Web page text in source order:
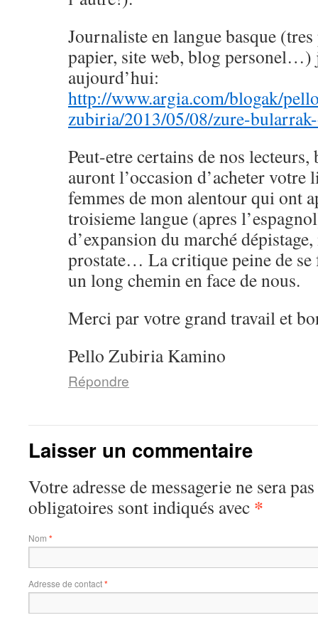
Journaliste en langue basque
papier, site web, blog personel…)
aujourd’hui:
http://www.argia.com/blogak/
zubiria/2013/05/08/zure-
Peut-etre certains de nos lecteurs,
auront l’occasion d’acheter votre
femmes de mon alentour qui ont
troisieme langue (apres
d’expansion du marché
prostate… La critique peine de se
un long chemin en face de nous.
Merci par votre grand travail et
Pello Zubiria Kamino
Répondre
Laisser un commentaire
Votre adresse de messagerie ne sera
obligatoires sont indiqués avec *
Nom *
Adresse de contact*